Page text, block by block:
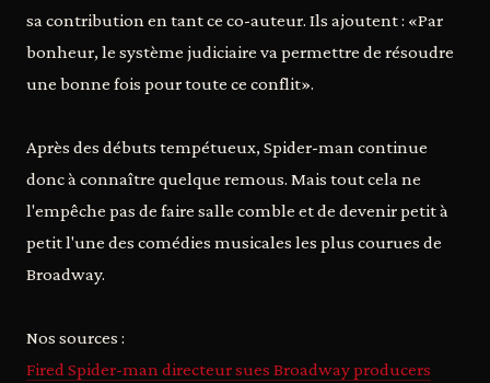
sa contribution en tant ce co-auteur. Ils ajoutent : «Par
bonheur, le système judiciaire va permettre de résoudre
une bonne fois pour toute ce conflit».
Après des débuts tempétueux, Spider-man continue
donc à connaître quelque remous. Mais tout cela ne
l'empêche pas de faire salle comble et de devenir petit à
petit l'une des comédies musicales les plus courues de
Broadway.
Nos sources :
Fired Spider-man directeur sues Broadway producers